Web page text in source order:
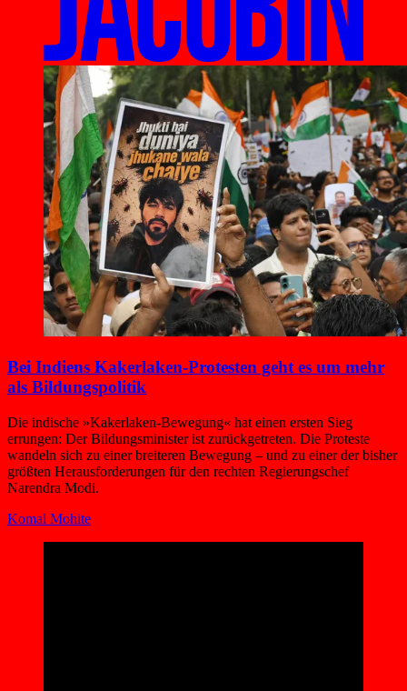
Bei Indiens Kakerlaken-Protesten geht es um mehr
als Bildungspolitik
Die indische »Kakerlaken-Bewegung« hat einen ersten Sieg
errungen: Der Bildungsminister ist zurückgetreten. Die Proteste
wandeln sich zu einer breiteren Bewegung – und zu einer der bisher
größten Herausforderungen für den rechten Regierungschef
Narendra Modi.
Komal Mohite